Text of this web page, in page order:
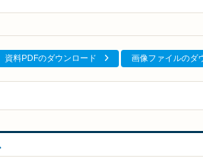
資料PDFのダウンロード 画像ファイルのダ